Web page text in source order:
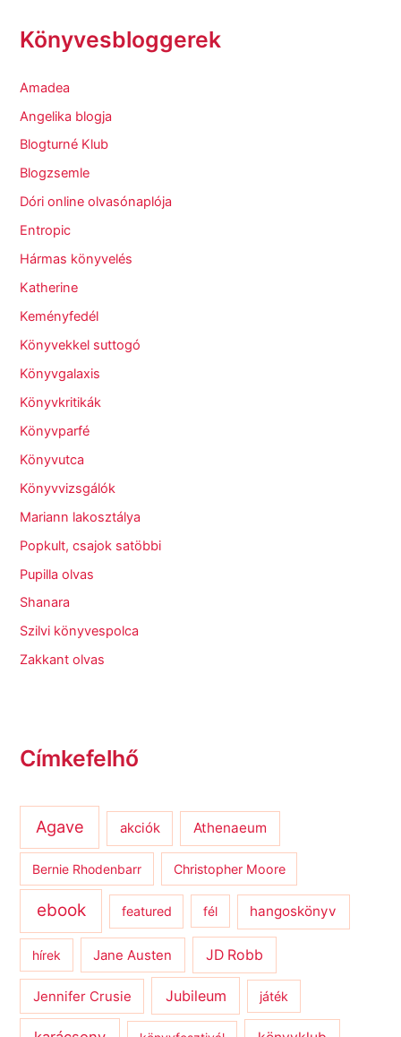
Könyvesbloggerek
Amadea
Angelika blogja
Blogturné Klub
Blogzsemle
Dóri online olvasónaplója
Entropic
Hármas könyvelés
Katherine
Keményfedél
Könyvekkel suttogó
Könyvgalaxis
Könyvkritikák
Könyvparfé
Könyvutca
Könyvvizsgálók
Mariann lakosztálya
Popkult, csajok satöbbi
Pupilla olvas
Shanara
Szilvi könyvespolca
Zakkant olvas
Címkefelhő
Agave akciók Athenaeum
Bernie Rhodenbarr Christopher Moore
ebook featured fél hangoskönyv
hírek Jane Austen JD Robb
Jennifer Crusie Jubileum játék